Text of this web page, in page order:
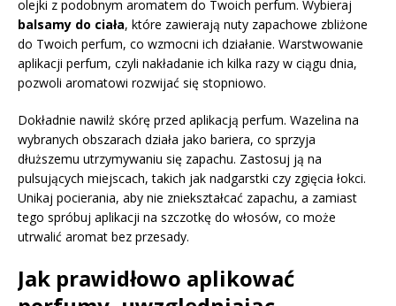
olejki z podobnym aromatem do Twoich perfum. Wybieraj
balsamy do ciała, które zawierają nuty zapachowe zbliżone
do Twoich perfum, co wzmocni ich działanie. Warstwowanie
aplikacji perfum, czyli nakładanie ich kilka razy w ciągu dnia,
pozwoli aromatowi rozwijać się stopniowo.
Dokładnie nawilż skórę przed aplikacją perfum. Wazelina na
wybranych obszarach działa jako bariera, co sprzyja
dłuższemu utrzymywaniu się zapachu. Zastosuj ją na
pulsujących miejscach, takich jak nadgarstki czy zgięcia łokci.
Unikaj pocierania, aby nie zniekształcać zapachu, a zamiast
tego spróbuj aplikacji na szczotkę do włosów, co może
utrwalić aromat bez przesady.
Jak prawidłowo aplikować